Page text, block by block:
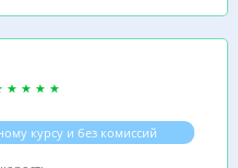
курсу и без комиссий